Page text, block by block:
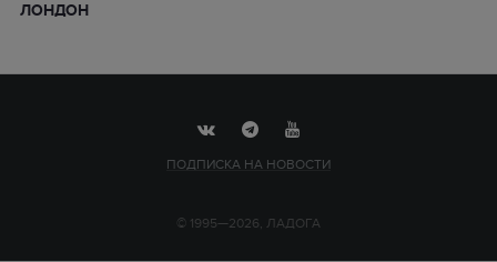
ЛОНДОН
ПОДПИСКА НА НОВОСТИ
© 1995—2026, ЛАДОГА